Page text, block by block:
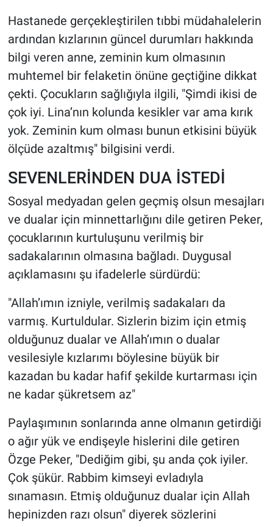
Hastanede gerçekleştirilen tıbbi müdahalelerin
ardından kızlarının güncel durumları hakkında
bilgi veren anne, zeminin kum olmasının
muhtemel bir felaketin önüne geçtiğine dikkat
çekti. Çocukların sağlığıyla ilgili, "Şimdi ikisi de
çok iyi. Lina’nın kolunda kesikler var ama kırık
yok. Zeminin kum olması bunun etkisini büyük
ölçüde azaltmış" bilgisini verdi.
SEVENLERİNDEN DUA İSTEDİ
Sosyal medyadan gelen geçmiş olsun mesajları
ve dualar için minnettarlığını dile getiren Peker,
çocuklarının kurtuluşunu verilmiş bir
sadakalarının olmasına bağladı. Duygusal
açıklamasını şu ifadelerle sürdürdü:
"Allah’ımın izniyle, verilmiş sadakaları da
varmış. Kurtuldular. Sizlerin bizim için etmiş
olduğunuz dualar ve Allah’ımın o dualar
vesilesiyle kızlarımı böylesine büyük bir
kazadan bu kadar hafif şekilde kurtarması için
ne kadar şükretsem az"
Paylaşımının sonlarında anne olmanın getirdiği
o ağır yük ve endişeyle hislerini dile getiren
Özge Peker, "Dediğim gibi, şu anda çok iyiler.
Çok şükür. Rabbim kimseyi evladıyla
sınamasın. Etmiş olduğunuz dualar için Allah
hepinizden razı olsun" diyerek sözlerini